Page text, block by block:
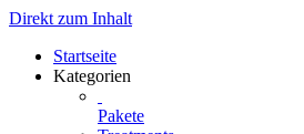
Direkt zum Inhalt
Startseite
Kategorien
Pakete